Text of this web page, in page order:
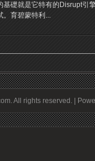
基礎就是它特有的Disrupt引
。育碧蒙特利...
All rights reserved. |